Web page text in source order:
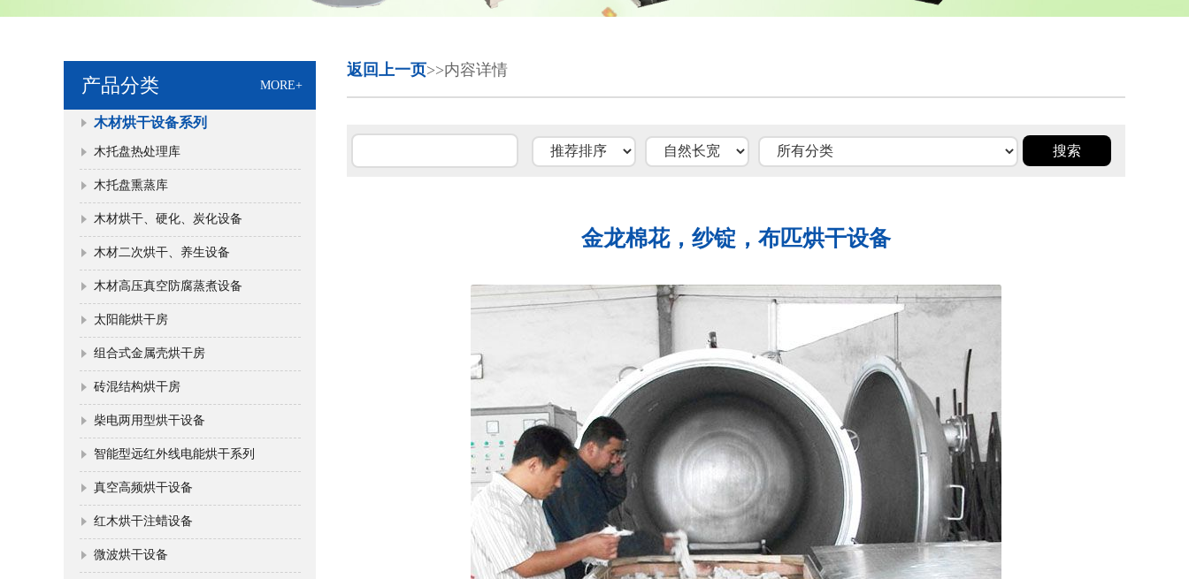
产品分类 MORE+
木材烘干设备系列
木托盘热处理库
木托盘熏蒸库
木材烘干、硬化、炭化设备
木材二次烘干、养生设备
木材高压真空防腐蒸煮设备
太阳能烘干房
组合式金属壳烘干房
砖混结构烘干房
柴电两用型烘干设备
智能型远红外线电能烘干系列
真空高频烘干设备
红木烘干注蜡设备
微波烘干设备
返回上一页>>内容详情
金龙棉花，纱锭，布匹烘干设备